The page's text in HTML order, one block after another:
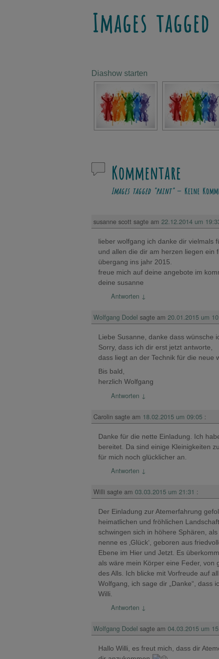
Images
Diashow starten
Kommentare
Images tagged "paint"— Keine
susanne scott sagte am 22.12.2014 um
lieber wolfgang ich danke dir vielmals
und allen die dir am herzen liegen ein
übergang ins jahr 2015.
freue mich auf deine angebote im
deine susanne
Antworten ↓
Wolfgang Dodel sagte am 20.01.2015 um
Liebe Susanne, danke dass wünsche
Sorry, dass ich dir erst jetzt antworte,
dass liegt an der Technik für die neue
Bis bald,
herzlich Wolfgang
Antworten ↓
Carolin sagte am 18.02.2015 um 09:05 :
Danke für die nette Einladung. Ich
bereitet. Da sind einige Kleinigkeiten
für mich noch glücklicher an.
Antworten ↓
Willi sagte am 03.03.2015 um 21:31 :
Der Einladung zur Atemerfahrung
heimatlichen und fröhlichen
schwingen sich in höhere Sphären,
nenne es ‚Glück‘, geboren aus
Ebene im Hier und Jetzt. Es
als wäre mein Körper eine Feder, von
des Alls. Ich blicke mit Vorfreude auf
Wolfgang, ich sage dir „Danke“, dass
Willi.
Antworten ↓
Wolfgang Dodel sagte am 04.03.2015 um
Hallo Willi, es freut mich, dass dir